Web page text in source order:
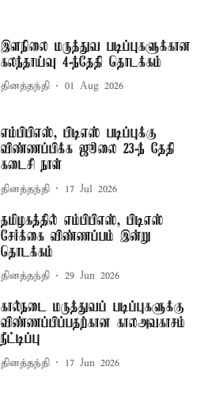
இளநிலை மருத்துவ படிப்புகளுக்கான
கலந்தாய்வு 4-ந்தேதி தொடக்கம்
தினத்தந்தி 01 Aug 2026
எம்பிபிஎஸ், பிடிஎஸ் படிப்புக்கு
விண்ணப்பிக்க ஜூலை 23-ந் தேதி
கடைசி நாள்
தினத்தந்தி 17 Jul 2026
தமிழகத்தில் எம்பிபிஎஸ், பிடிஎஸ்
சேர்க்கை விண்ணப்பம் இன்று
தொடக்கம்
தினத்தந்தி 29 Jun 2026
கால்நடை மருத்துவப் படிப்புகளுக்கு
விண்ணப்பிப்பதற்கான காலஅவகாசம்
நீட்டிப்பு
தினத்தந்தி 17 Jun 2026